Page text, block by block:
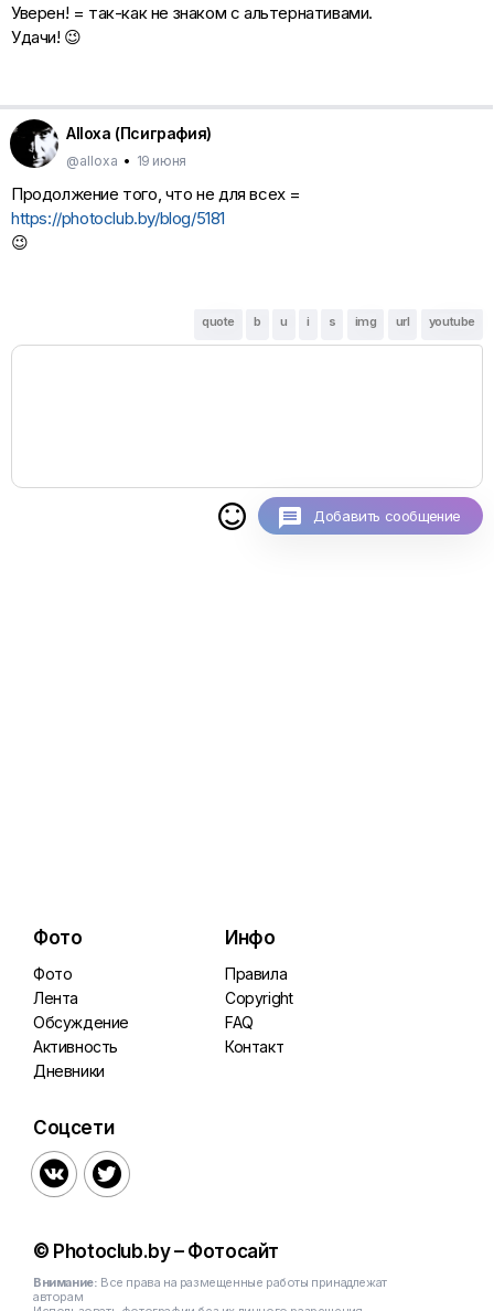
Уверен! = так-как не знаком с альтернативами.
Удачи! 😉
Alloxa (Псиграфия)
@alloxa • 19 июня
Продолжение того, что не для всех =
https://photoclub.by/blog/5181
😉
quote b u i s img url youtube
 Добавить сообщение
Фото
Фото
Лента
Обсуждение
Активность
Дневники
Инфо
Правила
Copyright
FAQ
Контакт
Соцсети
 
© Photoclub.by – Фотосайт
Внимание: Все права на размещенные работы принадлежат
авторам